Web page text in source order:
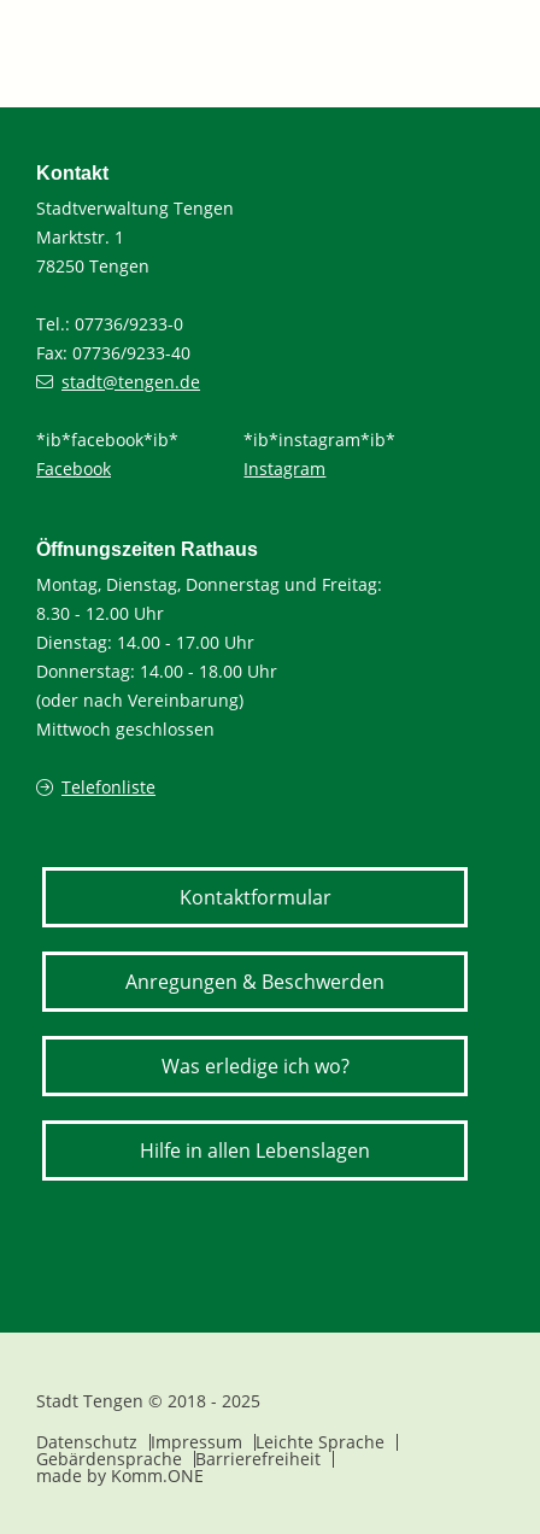
Kontakt
Stadtverwaltung Tengen
Marktstr. 1
78250 Tengen
Tel.: 07736/9233-0
Fax: 07736/9233-40
stadt@tengen.de
*ib*facebook*ib*
Facebook
*ib*instagram*ib*
Instagram
Öffnungszeiten Rathaus
Montag, Dienstag, Donnerstag und Freitag:
8.30 - 12.00 Uhr
Dienstag: 14.00 - 17.00 Uhr
Donnerstag: 14.00 - 18.00 Uhr
(oder nach Vereinbarung)
Mittwoch geschlossen
Telefonliste
Kontaktformular
Anregungen & Beschwerden
Was erledige ich wo?
Hilfe in allen Lebenslagen
Stadt Tengen © 2018 - 2025
Datenschutz
Impressum Leichte Sprache
Gebärdensprache Barrierefreiheit
made by Komm.ONE